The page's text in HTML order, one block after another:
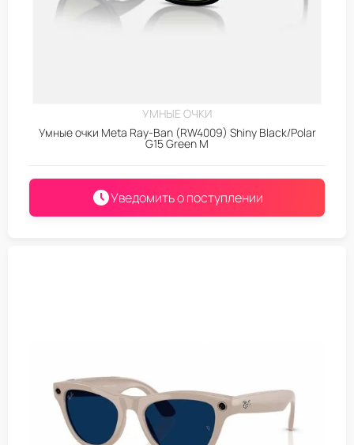
УМНЫЕ ОЧКИ
Умные очки Meta Ray-Ban (RW4009) Shiny Black/Polar
G15 Green M
Уведомить о поступлении